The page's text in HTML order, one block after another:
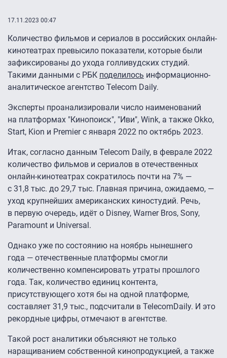
17.11.2023 00:47
Количество фильмов и сериалов в российских онлайн-
кинотеатрах превысило показатели, которые были
зафиксированы до ухода голливудских студий.
Такими данными с РБК поделилось информационно-
аналитическое агентство Telecom Daily.
Эксперты проанализировали число наименований
на платформах "Кинопоиск", "Иви", Wink, а также Okko,
Start, Kion и Premier с января 2022 по октябрь 2023.
Итак, согласно данным Telecom Daily, в феврале 2022
количество фильмов и сериалов в отечественных
онлайн-кинотеатрах сократилось почти на 7% —
c 31,8 тыс. до 29,7 тыс. Главная причина, ожидаемо, —
уход крупнейших американских киностудий. Речь,
в первую очередь, идёт о Disney, Warner Bros, Sony,
Paramount и Universal.
Однако уже по состоянию на ноябрь нынешнего
года — отечественные платформы смогли
количественно компенсировать утраты прошлого
года. Так, количество единиц контента,
присутствующего хотя бы на одной платформе,
составляет 31,9 тыс., подсчитали в TelecomDaily. И это
рекордные цифры, отмечают в агентстве.
Такой рост аналитики объясняют не только
наращиванием собственной кинопродукцией, а также